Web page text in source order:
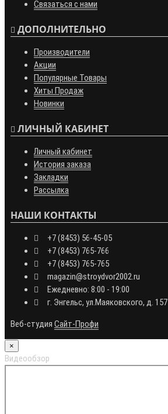
Связаться с нами
ДОПОЛНИТЕЛЬНО
Производители
Акции
Популярные Товары
Хиты Продаж
Новинки
ЛИЧНЫЙ КАБИНЕТ
Личный кабинет
История заказа
Закладки
Рассылка
НАШИ КОНТАКТЫ
+7 (8453) 56-45-05
+7 (8453) 765-766
+7 (8453) 765-765
magazin@stroydvor2002.ru
Ежедневно: 8:00 - 19:00
г. Энгельс, ул.Маяковского, д. 157
Веб-студия Сайт-Профи
×
Видеообзор